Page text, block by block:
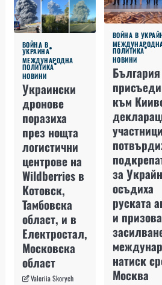
ВОЙНА В
УКРАЙНА
МЕЖДУНАРОДНА
ПОЛИТИКА
НОВИНИ
Украински
дронове
поразиха
през нощта
логистични
центрове на
Wildberries в
Котовск,
Тамбовска
област, и в
Електростал,
Московска
област
Valeriia Skorych
ВОЙНА В
ПОЛИТИКА
НОВИНИ
към
за
осъдиха
руската
и
натиск
Москва